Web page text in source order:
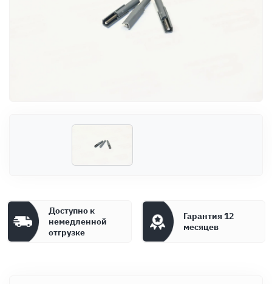
Доступно к
немедленной
отгрузке
Гарантия 12
месяцев